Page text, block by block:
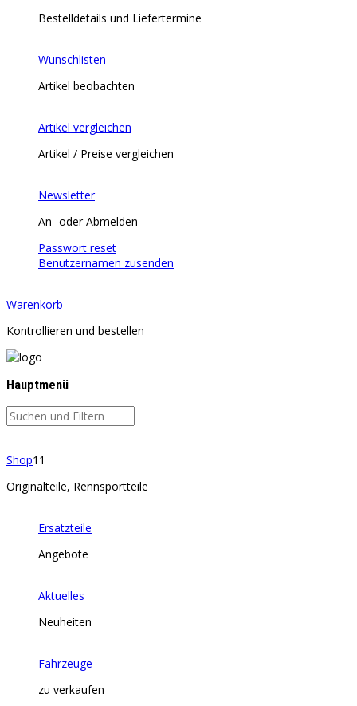
Bestelldetails und Liefertermine
Wunschlisten
Artikel beobachten
Artikel vergleichen
Artikel / Preise vergleichen
Newsletter
An- oder Abmelden
Passwort reset
Benutzernamen zusenden
Warenkorb
Kontrollieren und bestellen
Hauptmenü
Shop11
Originalteile, Rennsportteile
Ersatzteile
Angebote
Aktuelles
Neuheiten
Fahrzeuge
zu verkaufen